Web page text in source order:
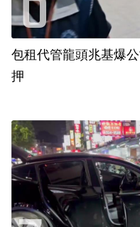
包租代管龍頭兆基爆
押